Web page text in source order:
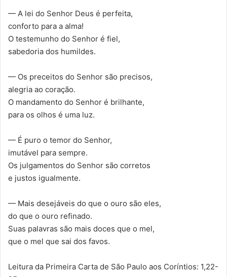
— A lei do Senhor Deus é perfeita,
conforto para a alma!
O testemunho do Senhor é fiel,
sabedoria dos humildes.
— Os preceitos do Senhor são precisos,
alegria ao coração.
O mandamento do Senhor é brilhante,
para os olhos é uma luz.
— É puro o temor do Senhor,
imutável para sempre.
Os julgamentos do Senhor são corretos
e justos igualmente.
— Mais desejáveis do que o ouro são eles,
do que o ouro refinado.
Suas palavras são mais doces que o mel,
que o mel que sai dos favos.
Leitura da Primeira Carta de São Paulo aos Coríntios: 1,22-